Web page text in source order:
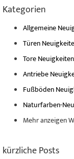
Kategorien
Allgemeine
Türen
Tore Neuigkeiten
Antriebe
Fußböden
Naturfarben-
Mehr anzeigen
kürzliche Posts